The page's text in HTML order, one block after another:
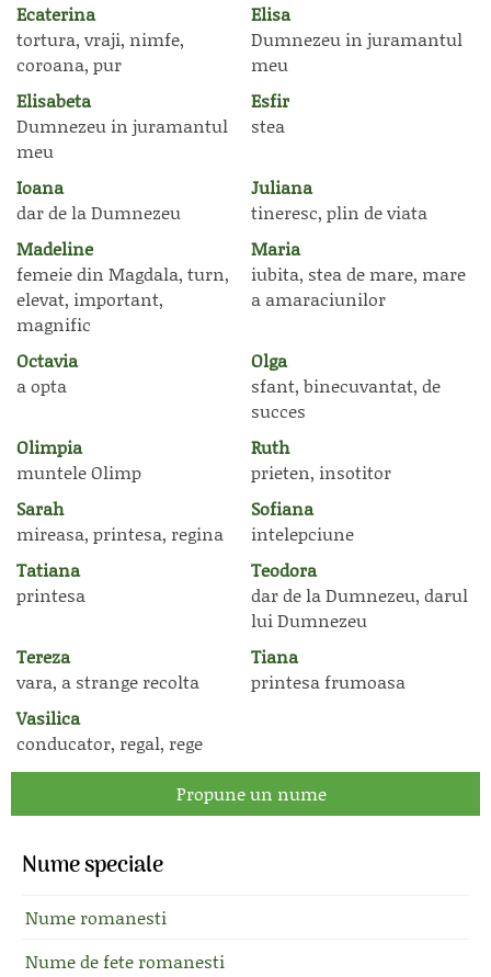
Ecaterina
tortura, vraji, nimfe,
coroana, pur
Elisa
Dumnezeu in juramantul
meu
Elisabeta
Dumnezeu in juramantul
meu
Esfir
stea
Ioana
dar de la Dumnezeu
Juliana
tineresc, plin de viata
Madeline
femeie din Magdala, turn,
elevat, important,
magnific
Maria
iubita, stea de mare, mare
a amaraciunilor
Octavia
a opta
Olga
sfant, binecuvantat, de
succes
Olimpia
muntele Olimp
Ruth
prieten, insotitor
Sarah
mireasa, printesa, regina
Sofiana
intelepciune
Tatiana
printesa
Teodora
dar de la Dumnezeu, darul
lui Dumnezeu
Tereza
vara, a strange recolta
Tiana
printesa frumoasa
Vasilica
conducator, regal, rege
Propune un nume
Nume speciale
Nume romanesti
Nume de fete romanesti